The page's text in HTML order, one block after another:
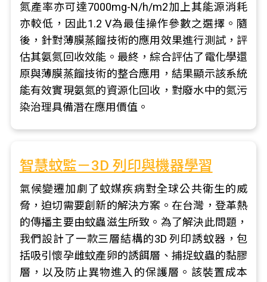
氮產率亦可達7000mg-N/h/m2加上其能源消耗
亦較低，因此1.2 V為最佳操作參數之選擇。隨
後，針對薄膜蒸餾技術的應用效果進行測試，評
估其氨氮回收效能。最終，綜合評估了電化學還
原與薄膜蒸餾技術的整合應用，結果顯示該系統
能有效實現氨氮的資源化回收，對廢水中的氮污
染治理具備潛在應用價值。
智慧蚊監－3D 列印與機器學習
氣候變遷加劇了蚊媒疾病對全球公共衛生的威
脅，迫切需要創新的解決方案。在台灣，登革熱
的傳播主要由蚊蟲滋生所致。為了解決此問題，
我們設計了一款三層結構的3D 列印誘蚊器，包
括吸引懷孕雌蚊產卵的誘餌層、捕捉蚊蟲的黏膠
層，以及防止異物進入的保護層。該裝置成本